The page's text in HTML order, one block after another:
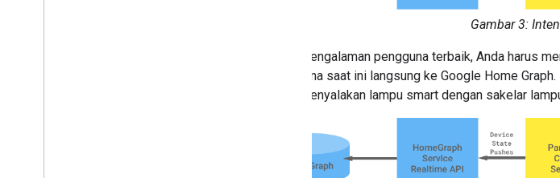
Gambar 3:
Untuk pengalaman pengguna terbaik, Anda harus
pengguna saat ini langsung ke Google Home Graph.
Anda menyalakan lampu smart dengan sakelar